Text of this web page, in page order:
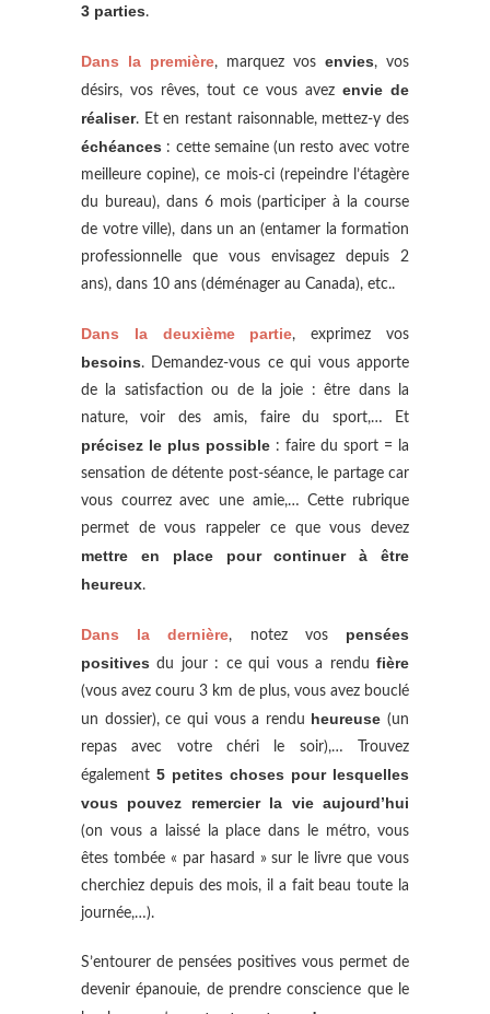
3 parties.
Dans la première, marquez vos envies, vos
désirs, vos rêves, tout ce vous avez envie de
réaliser. Et en restant raisonnable, mettez-y des
échéances : cette semaine (un resto avec votre
meilleure copine), ce mois-ci (repeindre l’étagère
du bureau), dans 6 mois (participer à la course
de votre ville), dans un an (entamer la formation
professionnelle que vous envisagez depuis 2
ans), dans 10 ans (déménager au Canada), etc..
Dans la deuxième partie, exprimez vos
besoins. Demandez-vous ce qui vous apporte
de la satisfaction ou de la joie : être dans la
nature, voir des amis, faire du sport,… Et
précisez le plus possible : faire du sport = la
sensation de détente post-séance, le partage car
vous courrez avec une amie,… Cette rubrique
permet de vous rappeler ce que vous devez
mettre en place pour continuer à être
heureux.
Dans la dernière, notez vos pensées
positives du jour : ce qui vous a rendu fière
(vous avez couru 3 km de plus, vous avez bouclé
un dossier), ce qui vous a rendu heureuse (un
repas avec votre chéri le soir),… Trouvez
également 5 petites choses pour lesquelles
vous pouvez remercier la vie aujourd’hui
(on vous a laissé la place dans le métro, vous
êtes tombée « par hasard » sur le livre que vous
cherchiez depuis des mois, il a fait beau toute la
journée,…).
S’entourer de pensées positives vous permet de
devenir épanouie, de prendre conscience que le